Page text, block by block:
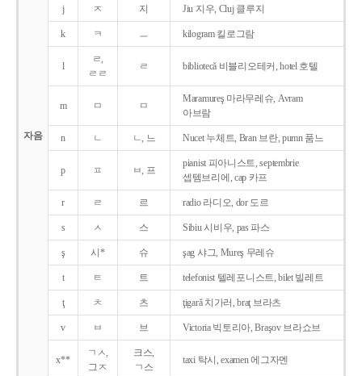
자음
j ㅈ 지 Jiu 지우, Cluj 클루지
k ㅋ ㅡ kilogram 킬로그람
l
ㄹ,
ㄹㄹ
ㄹ bibliotecǎ 비블리오테커, hotel 호텔
m ㅁ ㅁ
Maramureş 마라무레슈, Avram
아브람
n ㄴ ㄴ, 느 Nucet 누체트, Bran 브란, pumn 품느
p ㅍ ㅂ, 프
pianist 피아니스트, septembrie
셉템브리에, cap 카프
r ㄹ 르 radio 라디오, dor 도르
s ㅅ 스 Sibiu 시비우, pas 파스
ş 시* 슈 şag 샤그, Mureş 무레슈
t ㅌ 트 telefonist 텔레포니스트, bilet 빌레트
ţ ㅊ 츠 ţigarǎ 치가러, braţ 브라츠
v ㅂ 브 Victoria 빅토리아, Braşov 브라쇼브
x**
ㄱㅅ,
그ㅈ
크스,
ㄱ스
taxi 탁시, examen 에그자멘